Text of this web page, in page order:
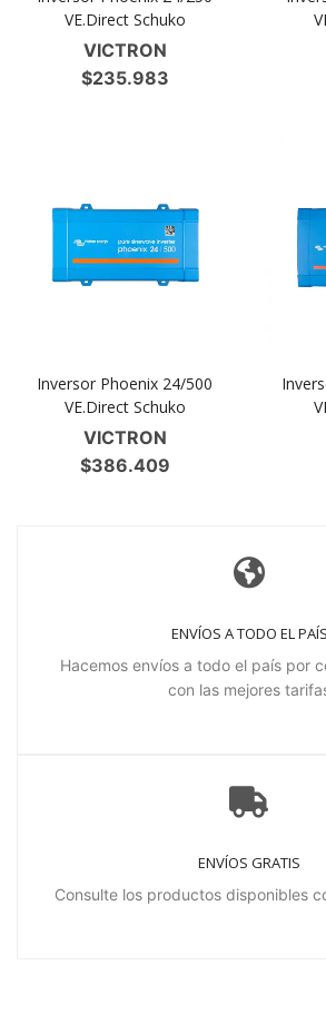
VE.Direct Schuko
VICTRON
$235.983
Inversor Phoenix 24/500
VE.Direct Schuko
VICTRON
$386.409
ENVÍOS A TODO EL PAÍS
Hacemos envíos a todo el país por
con las mejores
ENVÍOS GRATIS
Consulte los productos disponibles